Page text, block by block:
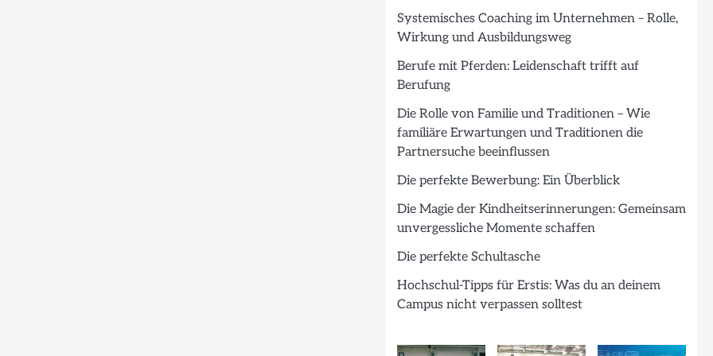
Systemisches Coaching im Unternehmen – Rolle,
Wirkung und Ausbildungsweg
Berufe mit Pferden: Leidenschaft trifft auf
Berufung
Die Rolle von Familie und Traditionen – Wie
familiäre Erwartungen und Traditionen die
Partnersuche beeinflussen
Die perfekte Bewerbung: Ein Überblick
Die Magie der Kindheitserinnerungen: Gemeinsam
unvergessliche Momente schaffen
Die perfekte Schultasche
Hochschul-Tipps für Erstis: Was du an deinem
Campus nicht verpassen solltest